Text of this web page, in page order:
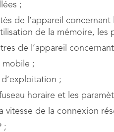
;
de l’appareil
de la mémoire, les
de l’appareil
mobile ;
d’exploitation ;
horaire et les
vitesse de la connexion
;